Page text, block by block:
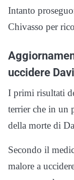
Intanto
Chivasso per
uccidere
I primi risultati
terrier che in un
della morte di
Secondo il
malore a